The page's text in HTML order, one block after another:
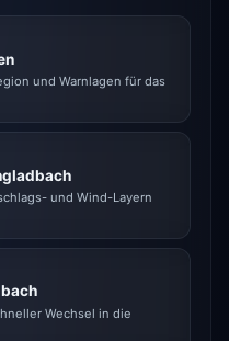
und Warnlagen für das
und Wind-Layern
Wechsel in die